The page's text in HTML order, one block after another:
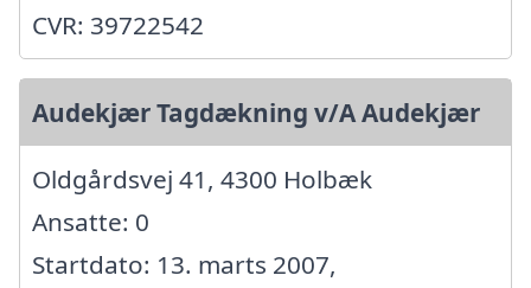
CVR: 39722542
Audekjær Tagdækning v/A Audekjær
Oldgårdsvej 41, 4300 Holbæk
Ansatte: 0
Startdato: 13. marts 2007,